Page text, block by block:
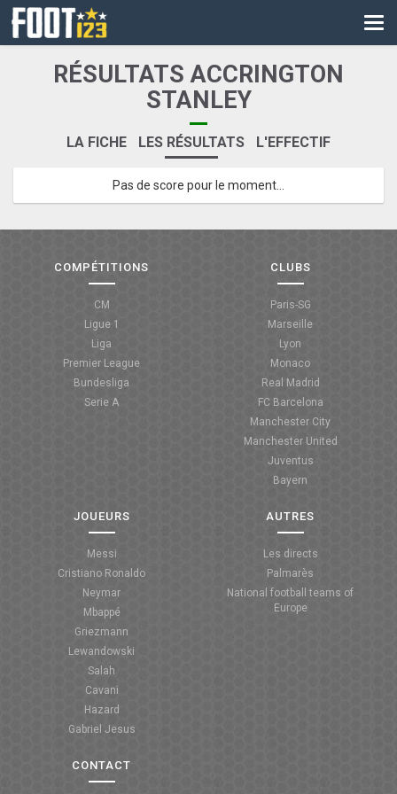
CM
LES DIRECTS
COUPE DE FRANCE
COUPE DE LA LIGUE
RECHERCHE
RÉSULTATS ACCRINGTON
STANLEY
LA FICHE LES RÉSULTATS L'EFFECTIF
Pas de score pour le moment...
COMPÉTITIONS
CM
Ligue 1
Liga
Premier League
Bundesliga
Serie A
CLUBS
Paris-SG
Marseille
Lyon
Monaco
Real Madrid
FC Barcelona
Manchester City
Manchester United
Juventus
Bayern
JOUEURS
Messi
Cristiano Ronaldo
Neymar
Mbappé
Griezmann
Lewandowski
Salah
Cavani
Hazard
Gabriel Jesus
AUTRES
Les directs
Palmarès
National football teams of
Europe
CONTACT